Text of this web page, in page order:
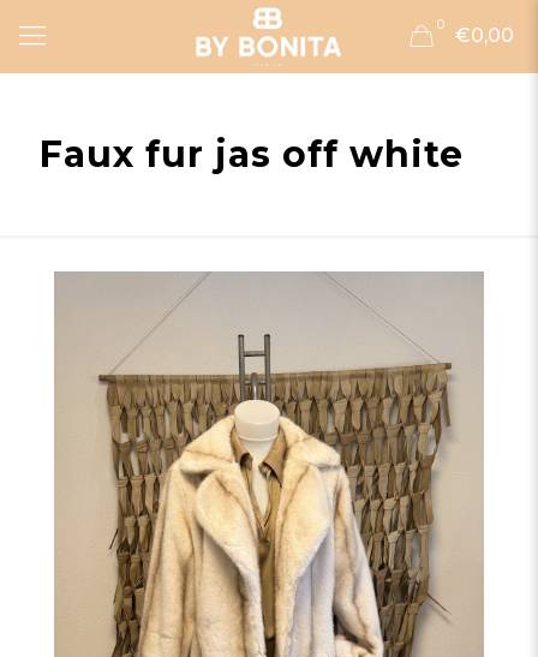
0 €0,00
Faux fur jas off white